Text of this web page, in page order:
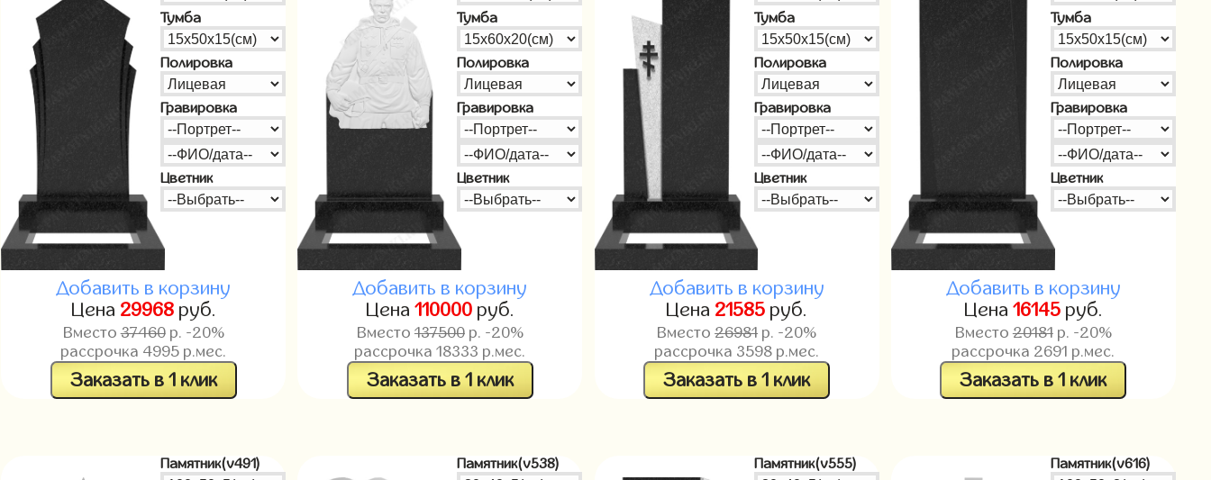
Тумба
Полировка
Гравировка
Цветник
Добавить в корзину
Цена 29968руб.
Вместо37460р. -20%
рассрочка 4995 р.мес.
Заказать в 1 клик
Тумба
Полировка
Гравировка
Цветник
Добавить в корзину
Цена 110000руб.
Вместо 137500р. -20%
рассрочка18333 р.мес.
Заказать в 1 клик
Тумба
Полировка
Гравировка
Цветник
Добавить в корзину
Цена 21585 руб.
Вместо26981 р. -20%
рассрочка 3598 р.мес.
Заказать в 1 клик
Тумба
Полировка
Гравировка
Цветник
Добавить в корзину
Цена 16145руб.
Вместо 20181р. -20%
рассрочка 2691 р.мес.
Заказать в 1 клик
Памятник(v491) Памятник(v538) Памятник(v555) Памятник(v616)